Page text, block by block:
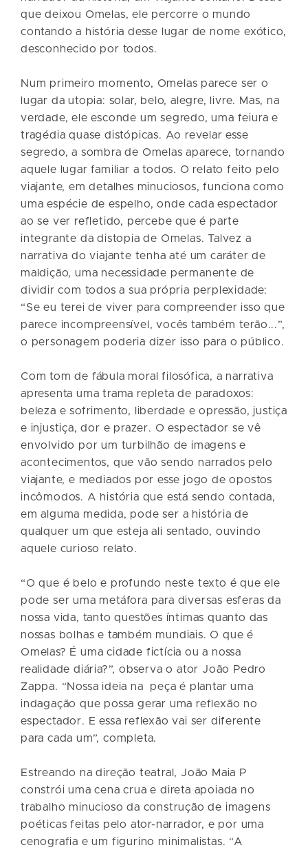
que deixou Omelas, ele percorre o mundo
contando a história desse lugar de nome exótico,
desconhecido por todos.
Num primeiro momento, Omelas parece ser o
lugar da utopia: solar, belo, alegre, livre. Mas, na
verdade, ele esconde um segredo, uma feiura e
tragédia quase distópicas. Ao revelar esse
segredo, a sombra de Omelas aparece, tornando
aquele lugar familiar a todos. O relato feito pelo
viajante, em detalhes minuciosos, funciona como
uma espécie de espelho, onde cada espectador
ao se ver refletido, percebe que é parte
integrante da distopia de Omelas. Talvez a
narrativa do viajante tenha até um caráter de
maldição, uma necessidade permanente de
dividir com todos a sua própria perplexidade:
“Se eu terei de viver para compreender isso que
parece incompreensível, vocês também terão...”,
o personagem poderia dizer isso para o público.
Com tom de fábula moral filosófica, a narrativa
apresenta uma trama repleta de paradoxos:
beleza e sofrimento, liberdade e opressão, justiça
e injustiça, dor e prazer. O espectador se vê
envolvido por um turbilhão de imagens e
acontecimentos, que vão sendo narrados pelo
viajante, e mediados por esse jogo de opostos
incômodos. A história que está sendo contada,
em alguma medida, pode ser a história de
qualquer um que esteja ali sentado, ouvindo
aquele curioso relato.
“O que é belo e profundo neste texto é que ele
pode ser uma metáfora para diversas esferas da
nossa vida, tanto questões íntimas quanto das
nossas bolhas e também mundiais. O que é
Omelas? É uma cidade fictícia ou a nossa
realidade diária?”, observa o ator João Pedro
Zappa. “Nossa ideia na peça é plantar uma
indagação que possa gerar uma reflexão no
espectador. E essa reflexão vai ser diferente
para cada um”, completa.
Estreando na direção teatral, João Maia P
constrói uma cena crua e direta apoiada no
trabalho minucioso da construção de imagens
poéticas feitas pelo ator-narrador, e por uma
cenografia e um figurino minimalistas. “A